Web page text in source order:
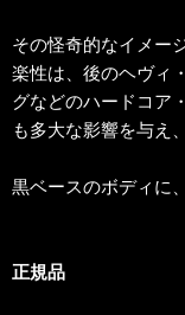
その怪奇的なイメー
楽性は、後のヘヴィ
グなどのハードコア
も多大な影響を与え
黒ベースのボディに
正規品